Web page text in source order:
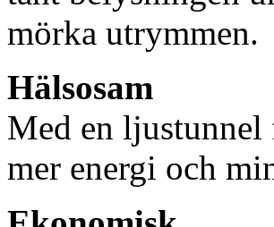
mörka utrymmen.
Hälsosam
Med en
mer energi och